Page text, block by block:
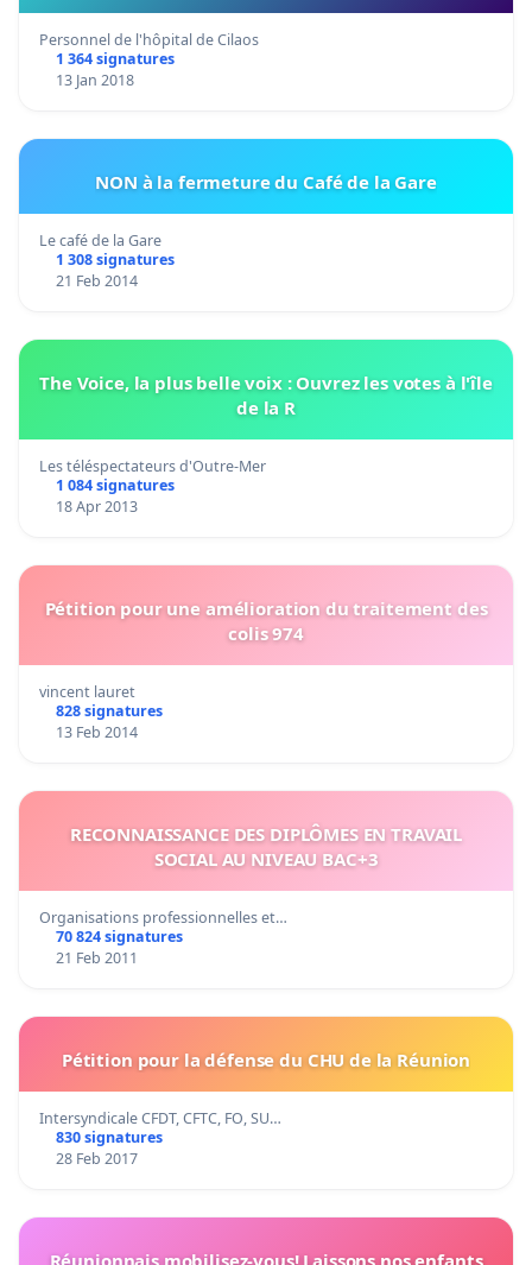
Personnel de l'hôpital de Cilaos
1 364 signatures
13 Jan 2018
NON à la fermeture du Café de la Gare
Le café de la Gare
1 308 signatures
21 Feb 2014
The Voice, la plus belle voix : Ouvrez les votes à l'île
de la R
Les téléspectateurs d'Outre-Mer
1 084 signatures
18 Apr 2013
Pétition pour une amélioration du traitement des
colis 974
vincent lauret
828 signatures
13 Feb 2014
RECONNAISSANCE DES DIPLÔMES EN TRAVAIL
SOCIAL AU NIVEAU BAC+3
Organisations professionnelles et…
70 824 signatures
21 Feb 2011
Pétition pour la défense du CHU de la Réunion
Intersyndicale CFDT, CFTC, FO, SU…
830 signatures
28 Feb 2017
Réunionnais mobilisez-vous! Laissons nos enfants